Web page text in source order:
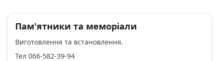
Пам'ятники та меморіали
Виготовлення та встановлення.
Тел 066-582-39-94